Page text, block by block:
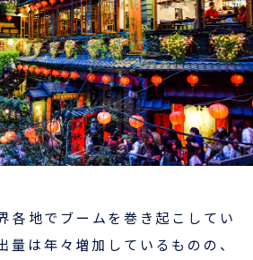
ENGLISH
各地でブームを巻き起こしてい
量は年々増加しているものの、